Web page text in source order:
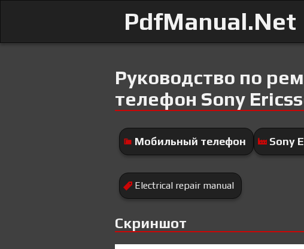
PdfManual.Net
Руководство по
телефон Sony
Мобильный телефон
Sony
Electrical repair manual
Скриншот